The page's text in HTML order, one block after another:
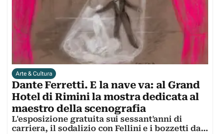
Arte & Cultura
Dante Ferretti. E la nave va: al Grand
Hotel di Rimini la mostra dedicata al
maestro della scenografia
L'esposizione gratuita sui sessant'anni di
carriera, il sodalizio con Fellini e i bozzetti da